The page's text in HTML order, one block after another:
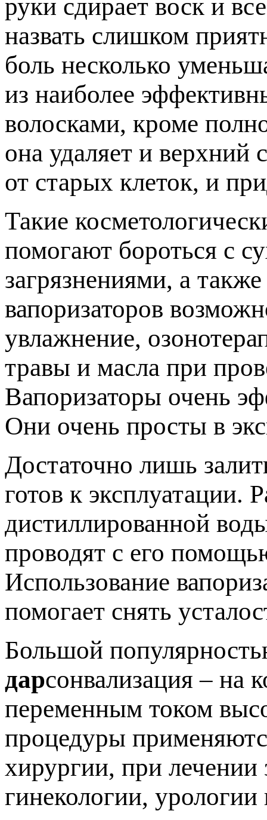
руки сдирает воск и
назвать слишком
боль несколько
из наиболее
волосками, кроме
она удаляет и верхний
от старых клеток, и
Такие
помогают бороться с
загрязнениями, а
вапоризаторов
увлажнение,
травы и масла при
Вапоризаторы очень
Они очень просты в
Достаточно лишь
готов к эксплуатации.
дистиллированной
проводят с его
Использование
помогает снять
Большой
дарсонвализация – на
переменным током
процедуры
хирургии, при лечении
гинекологии, урологии